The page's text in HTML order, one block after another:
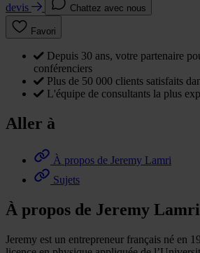
devis Chattez avec nous
Favori
Depuis 30 ans, votre partenaire
conférenciers
Plus de 50 000 clients satisfaits
L'équipe de consultants la plus
Aller à
À propos de Jeremy Lamri
Sujets
À propos de Jeremy Lamri
Jeremy est un entrepreneur français né en